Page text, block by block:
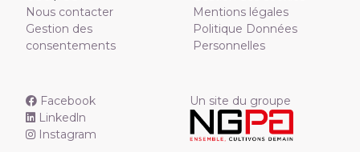
Nous contacter
Gestion des
consentements
Mentions légales
Politique Données
Personnelles
Facebook
Linkedln
Instagram
Un site du groupe